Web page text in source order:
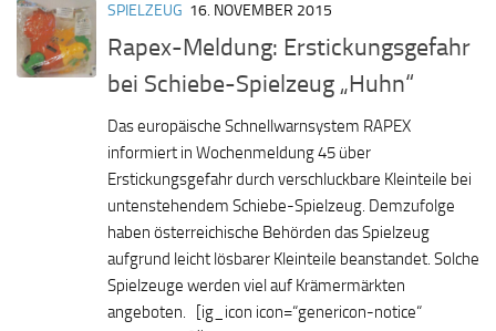
SPIELZEUG 16. NOVEMBER 2015
Rapex-Meldung: Erstickungsgefahr
bei Schiebe-Spielzeug „Huhn“
Das europäische Schnellwarnsystem RAPEX
informiert in Wochenmeldung 45 über
Erstickungsgefahr durch verschluckbare Kleinteile bei
untenstehendem Schiebe-Spielzeug. Demzufolge
haben österreichische Behörden das Spielzeug
aufgrund leicht lösbarer Kleinteile beanstandet. Solche
Spielzeuge werden viel auf Krämermärkten
angeboten. [ig_icon icon=“genericon-notice“